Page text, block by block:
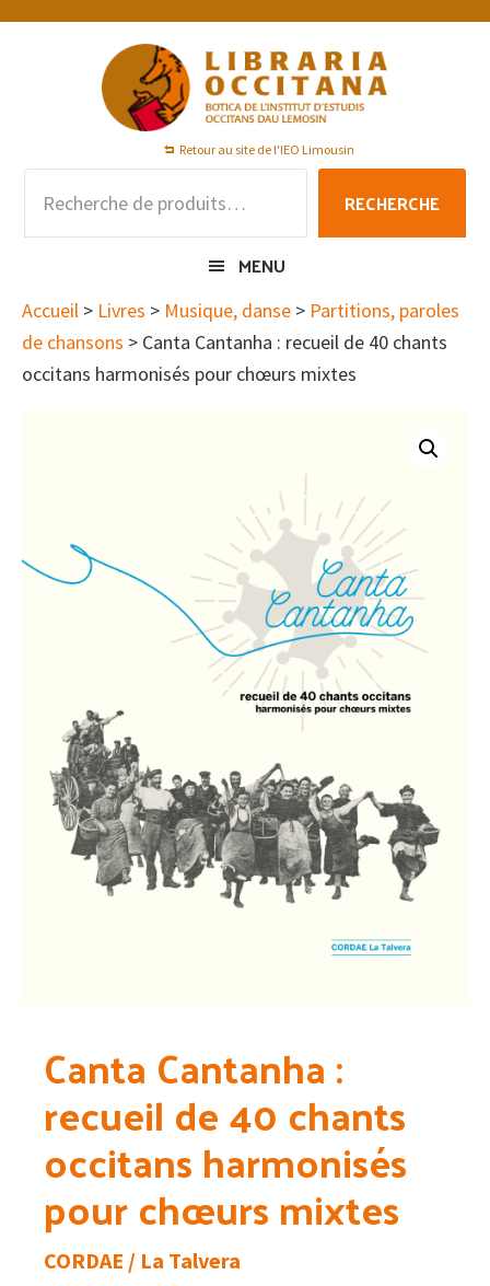
Passer
Passer
Passer
Retour au site de l'IEO Limousin
pour :
RECHERCHE
MENU
Accueil > Livres > Musique, danse > Partitions, paroles
de chansons > Canta Cantanha : recueil de 40 chants
occitans harmonisés pour chœurs mixtes
Canta Cantanha :
recueil de 40 chants
occitans harmonisés
pour chœurs mixtes
CORDAE / La Talvera